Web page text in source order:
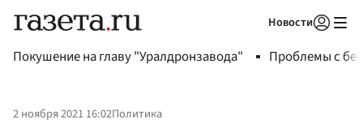
Новости
Покушение на главу "Уралдронзавода" Проблемы с
2 ноября 2021 16:02Политика